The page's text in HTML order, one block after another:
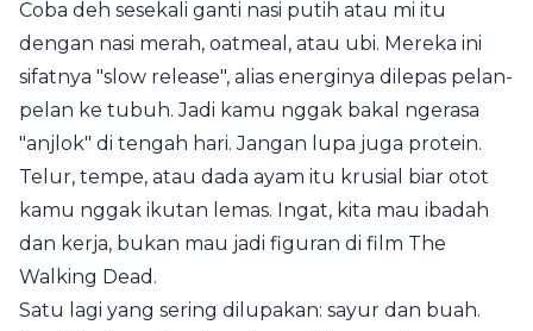
Coba deh sesekali ganti nasi putih atau mi itu
dengan nasi merah, oatmeal, atau ubi. Mereka ini
sifatnya "slow release", alias energinya dilepas pelan-
pelan ke tubuh. Jadi kamu nggak bakal ngerasa
"anjlok" di tengah hari. Jangan lupa juga protein.
Telur, tempe, atau dada ayam itu krusial biar otot
kamu nggak ikutan lemas. Ingat, kita mau ibadah
dan kerja, bukan mau jadi figuran di film The
Walking Dead.
Satu lagi yang sering dilupakan: sayur dan buah.